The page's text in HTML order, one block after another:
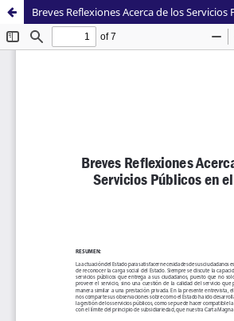
Breves Reflexiones Acerca de los Servicios